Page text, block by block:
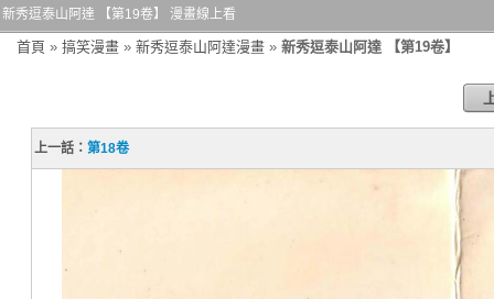
新秀逗泰山阿達 【第19卷】 漫畫線上看
首頁 » 搞笑漫畫 » 新秀逗泰山阿達漫畫 » 新秀逗泰山阿達 【第19卷】
上一話：第18卷